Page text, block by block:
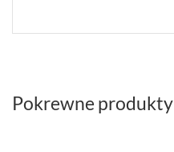
Pokrewne produkty